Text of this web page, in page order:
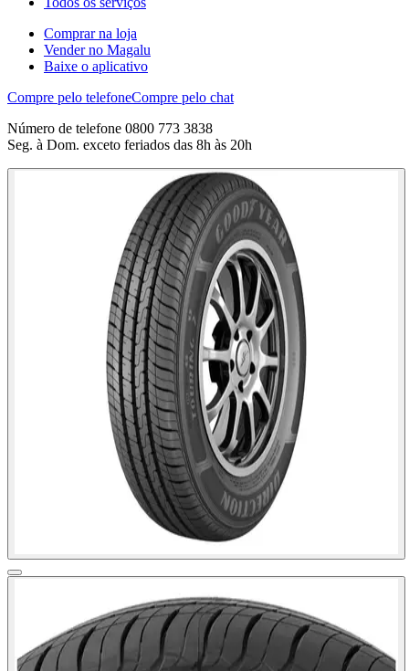
Comprar na loja
Vender no Magalu
Baixe o aplicativo
Compre pelo telefoneCompre pelo chat
Número de telefone 0800 773 3838
Seg. à Dom. exceto feriados das 8h às 20h